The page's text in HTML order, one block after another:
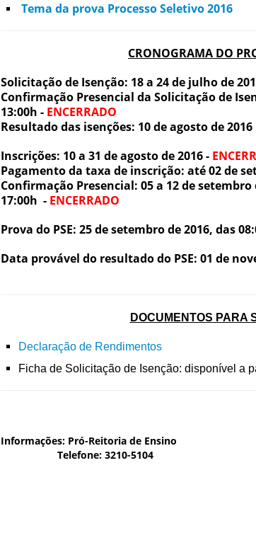
Tema da prova Processo Seletivo 2016
CRONOGRAMA DO
Solicitação de Isenção: 18 a 24 de julho de
Confirmação Presencial da Solicitação de
13:00h - ENCERRADO
Resultado das isenções: 10 de agosto de 2016
Inscrições: 10 a 31 de agosto de 2016 -
Pagamento da taxa de inscrição: até 02 de
Confirmação Presencial: 05 a 12 de setembro
17:00h - ENCERRADO
Prova do PSE: 25 de setembro de 2016, das
Data provável do resultado do PSE: 01 de
DOCUMENTOS PARA
Declaração de Rendimentos
Ficha de Solicitação de Isenção: disponível a
Informações: Pró-Reitoria de Ensino
Telefone: 3210-5104